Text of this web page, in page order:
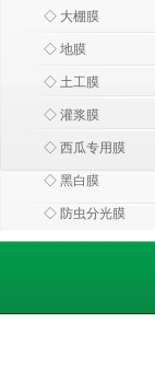
◇ 大棚膜
◇ 地膜
◇ 土工膜
◇ 灌浆膜
◇ 西瓜专用膜
◇ 黑白膜
◇ 防虫分光膜